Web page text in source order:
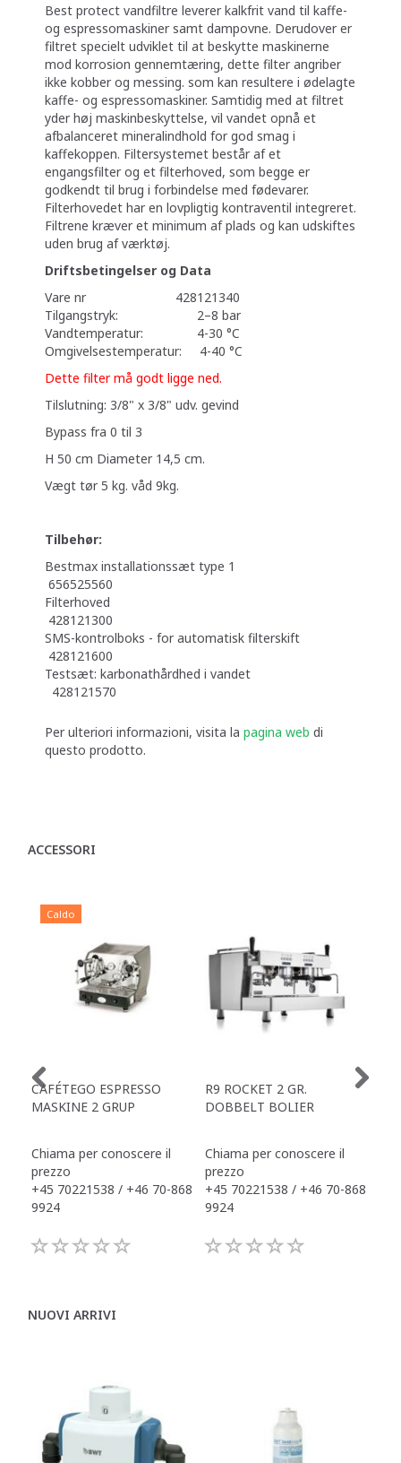
Best protect vandfiltre leverer kalkfrit vand til kaffe-
og espressomaskiner samt dampovne. Derudover er
filtret specielt udviklet til at beskytte maskinerne
mod korrosion gennemtæring, dette filter angriber
ikke kobber og messing. som kan resultere i ødelagte
kaffe- og espressomaskiner. Samtidig med at filtret
yder høj maskinbeskyttelse, vil vandet opnå et
afbalanceret mineralindhold for god smag i
kaffekoppen. Filtersystemet består af et
engangsfilter og et filterhoved, som begge er
godkendt til brug i forbindelse med fødevarer.
Filterhovedet har en lovpligtig kontraventil integreret.
Filtrene kræver et minimum af plads og kan udskiftes
uden brug af værktøj.
Driftsbetingelser og Data
Vare nr 428121340
Tilgangstryk: 2–8 bar
Vandtemperatur: 4-30 °C
Omgivelsestemperatur: 4-40 °C
Dette filter må godt ligge ned.
Tilslutning: 3/8" x 3/8" udv. gevind
Bypass fra 0 til 3
H 50 cm Diameter 14,5 cm.
Vægt tør 5 kg. våd 9kg.
Tilbehør:
Bestmax installationssæt type 1
656525560
Filterhoved
428121300
SMS-kontrolboks - for automatisk filterskift
428121600
Testsæt: karbonathårdhed i vandet
428121570
Per ulteriori informazioni, visita la pagina web di
questo prodotto.
ACCESSORI
Caldo
CAFÉTEGO ESPRESSO
MASKINE 2 GRUP
Chiama per conoscere il
prezzo
+45 70221538 / +46 70-868
9924
R9 ROCKET 2 GR.
DOBBELT BOLIER
Chiama per conoscere il
prezzo
+45 70221538 / +46 70-868
9924
NUOVI ARRIVI